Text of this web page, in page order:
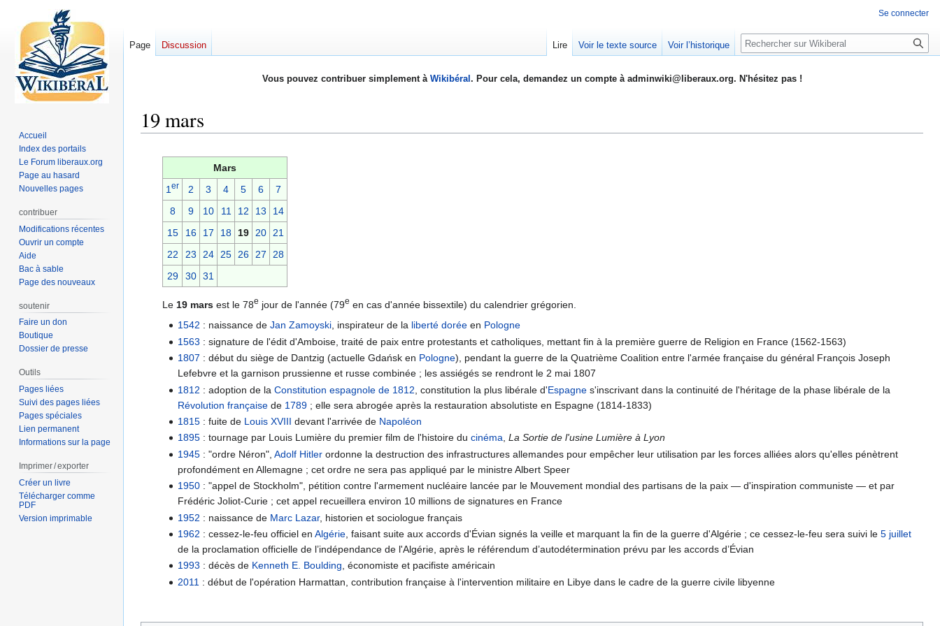
Vous pouvez contribuer simplement à Wikibéral . Pour cela, demandez un compte à adminwiki@liberaux.org. N'hésitez pas !
19 mars
navigation
recherche
Mars
1er 2 3 4 5 6
7
8
9 10 11 12 13
14
15
16 17 18 19 20 21
22
23 24 25 26 27
28
29
30 31
Le 19 mars est le 78e jour de l'année (79e en cas d'année bissextile) du calendrier grégorien.
1542 : naissance deJan Zamoyski, inspirateur de la liberté dorée en Pologne
1563 : signature de l'édit d'Amboise, traité de paix entre protestants et catholiques, mettant fin à la première guerre de Religion en France (1562-1563)
1807 : début du siège de Dantzig (actuelle Gdańsk en Pologne), pendant la guerre de la Quatrième Coalition entre l'armée française du général François Joseph
Lefebvre et la garnison prussienne et russe combinée ; les assiégés se rendront le 2 mai 1807
1812 : adoption de laConstitution espagnole de 1812 , constitution la plus libérale d'Espagne s'inscrivant dans la continuité de l'héritage de la phase libérale de la
Révolution française de 1789 ; elle sera abrogée après la restauration absolutiste en Espagne (1814-1833)
1815 : fuite de Louis XVIII devant l'arrivée de Napoléon
1895 : tournage par Louis Lumière du premier film de l'histoire ducinéma,La Sortie de l'usine Lumière à Lyon
1945 : "ordre Néron",Adolf Hitler ordonne la destruction des infrastructures allemandes pour empêcher leur utilisation par les forces alliées alors qu'elles pénètrent
profondément en Allemagne ; cet ordre ne sera pas appliqué par le ministre Albert Speer
1950 : "appel de Stockholm", pétition contre l'armement nucléaire lancée par le Mouvement mondial des partisans de la paix — d'inspiration communiste — et par
Frédéric Joliot-Curie ; cet appel recueillera environ 10 millions de signatures en France
1952 : naissance de Marc Lazar, historien et sociologue français
1962 : cessez-le-feu officiel enAlgérie , faisant suite aux accords d'Évian signés la veille et marquant la fin de la guerre d'Algérie ; ce cessez-le-feu sera suivi le5 juillet
de la proclamation officielle de l’indépendance de l'Algérie, après le référendum d’autodétermination prévu par les accords d’Évian
1993 : décès de Kenneth E. Boulding, économiste et pacifiste américain
2011 : début de l'opération Harmattan, contribution française à l'intervention militaire en Libye dans le cadre de la guerre civile libyenne
Se connecter
Page Discussion Lire Voir le texte source Voir l’historique Rechercher
Accueil
Index des portails
Le Forum liberaux.org
Page au hasard
Nouvelles pages
contribuer
Modifications récentes
Ouvrir un compte
Aide
Bac à sable
Page des nouveaux
soutenir
Faire un don
Boutique
Dossier de presse
Outils
Pages liées
Suivi des pages liées
Pages spéciales
Lien permanent
Informations sur la page
Imprimer / exporter
Créer un livre
Télécharger comme
PDF
Version imprimable